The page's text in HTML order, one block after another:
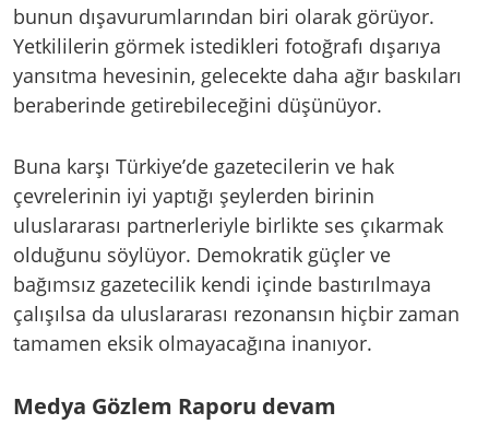
bunun dışavurumlarından biri olarak görüyor.
Yetkililerin görmek istedikleri fotoğrafı dışarıya
yansıtma hevesinin, gelecekte daha ağır baskıları
beraberinde getirebileceğini düşünüyor.
Buna karşı Türkiye’de gazetecilerin ve hak
çevrelerinin iyi yaptığı şeylerden birinin
uluslararası partnerleriyle birlikte ses çıkarmak
olduğunu söylüyor. Demokratik güçler ve
bağımsız gazetecilik kendi içinde bastırılmaya
çalışılsa da uluslararası rezonansın hiçbir zaman
tamamen eksik olmayacağına inanıyor.
Medya Gözlem Raporu devam